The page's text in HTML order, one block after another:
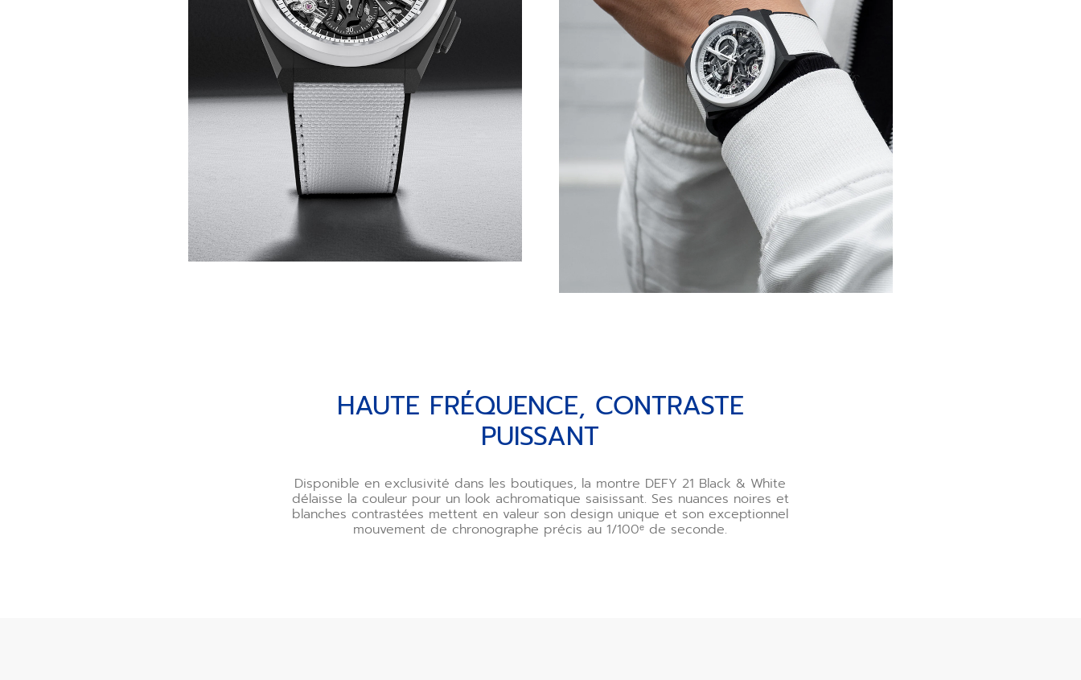
HAUTE FRÉQUENCE, CONTRASTE
PUISSANT
Disponible en exclusivité dans les boutiques, la montre DEFY 21 Black & White
délaisse la couleur pour un look achromatique saisissant. Ses nuances noires et
blanches contrastées mettent en valeur son design unique et son exceptionnel
mouvement de chronographe précis au 1/100ᵉ de seconde.